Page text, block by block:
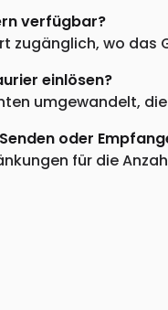
verfügbar?
zugänglich, wo
einlösen?
umgewandelt,
oder
für die